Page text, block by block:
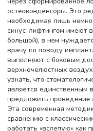
остеоконденсоры. Это
необходимая лишь
синус-лифтингом имеют
большой), в нем
врачу по поводу
выполняют с боковым
верхнечелюстных
узнать, что
является единственным
предложить проведение
Эта современная
сравнению с
работать «вслепую» как